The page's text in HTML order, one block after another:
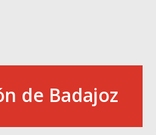
de Badajoz